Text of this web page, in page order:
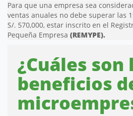
Para que una empresa sea
ventas anuales no debe superar las
S/. 570,000, estar inscrito en el
Pequeña Empresa (REMYPE).
¿Cuáles son
beneficios